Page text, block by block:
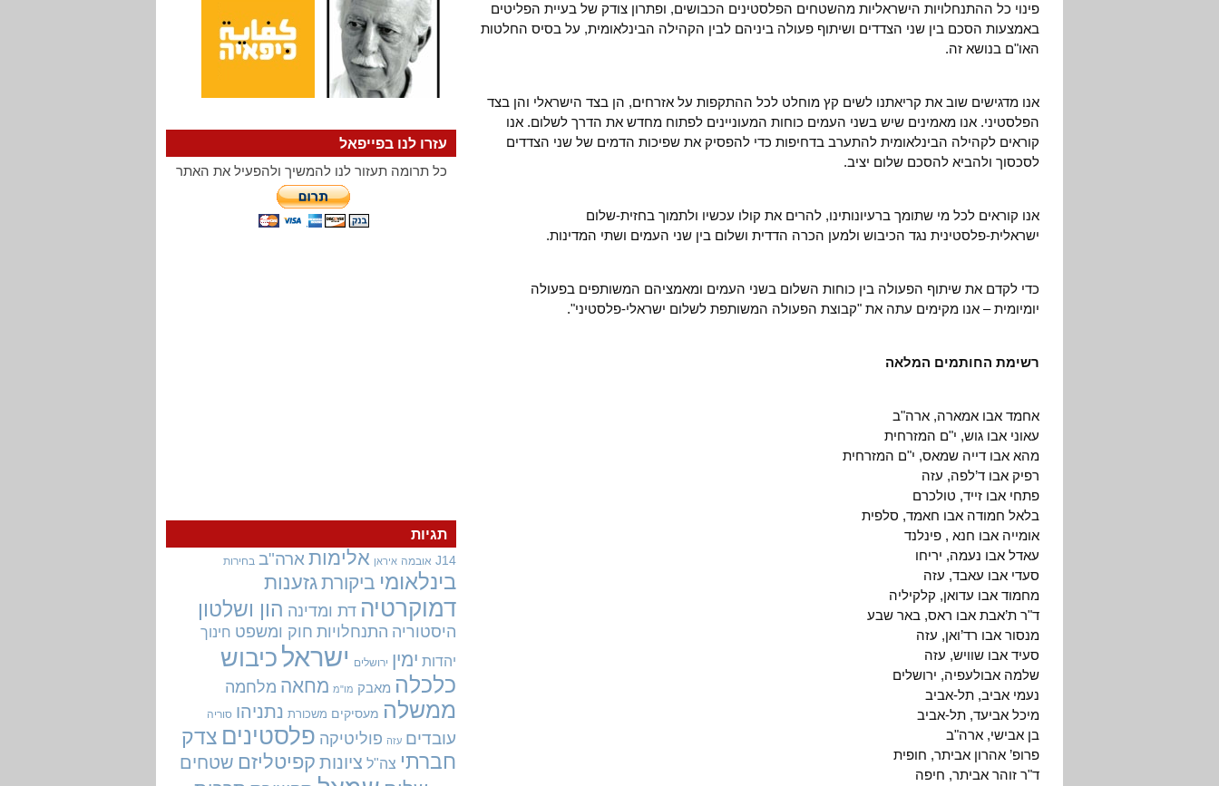
פינוי כל ההתנחלויות הישראליות מהשטחים הפלסטינים הכבושים, ופתרון צודק של בעיית הפליטים
באמצעות הסכם בין שני הצדדים ושיתוף פעולה ביניהם לבין הקהילה הבינלאומית, על בסיס החלטות
האו"ם בנושא זה.
אנו מדגישים שוב את קריאתנו לשים קץ מוחלט לכל ההתקפות על אזרחים, הן בצד הישראלי והן בצד
הפלסטיני. אנו מאמינים שיש בשני העמים כוחות המעוניינים לפתוח מחדש את הדרך לשלום. אנו
קוראים לקהילה הבינלאומית להתערב בדחיפות כדי להפסיק את שפיכות הדמים של שני הצדדים
לסכסוך ולהביא להסכם שלום יציב.
אנו קוראים לכל מי שתומך ברעיונותינו, להרים את קולו עכשיו ולתמוך בחזית-שלום
ישראלית-פלסטינית נגד הכיבוש ולמען הכרה הדדית ושלום בין שני העמים ושתי המדינות.
כדי לקדם את שיתוף הפעולה בין כוחות השלום בשני העמים ומאמציהם המשותפים בפעולה
יומיומית – אנו מקימים עתה את "קבוצת הפעולה המשותפת לשלום ישראלי-פלסטיני".
רשימת החותמים המלאה
אחמד אבו אמארה, ארה"ב
עאוני אבו גוש, י"ם המזרחית
מהא אבו דייה שמאס, י"ם המזרחית
רפיק אבו ד’לפה, עזה
פתחי אבו זייד, טולכרם
בלאל חמודה אבו חאמד, סלפית
אומייה אבו חנא , פינלנד
עאדל אבו נעמה, יריחו
סעדי אבו עאבד, עזה
מחמוד אבו עדואן, קלקיליה
ד"ר ת’אבת אבו ראס, באר שבע
מנסור אבו רד’ואן, עזה
סעיד אבו שוויש, עזה
שלמה אבולעפיה, ירושלים
נעמי אביב, תל-אביב
מיכל אביעד, תל-אביב
בן אבישי, ארה"ב
פרופ’ אהרון אביתר, חופית
ד"ר זוהר אביתר, חיפה
עזרו לנו בפייפאל
כל תרומה תעזור לנו להמשיך ולהפעיל את האתר
תגיות
J14 אובמה איראן אלימות ארה"ב בחירות
בינלאומי ביקורתגזענות
דמוקרטיה דת ומדינה הון ושלטון
היסטוריה התנחלויות חוק ומשפט חינוך
יהדות ימין ירושלים ישראל כיבוש
כלכלה מאבק מו"מ מחאה מלחמה
ממשלה מעסיקים משכורת נתניהו סוריה
עובדים עזה פוליטיקה פלסטינים צדק
חברתי צה"ל ציונות קפיטליזם שטחים